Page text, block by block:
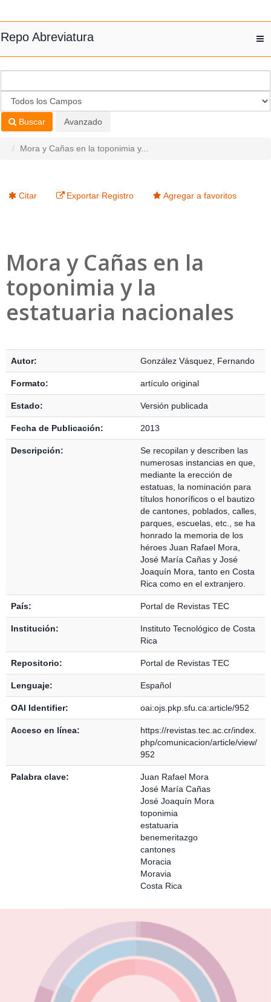
Repo Abreviatura
Buscar Avanzado
Mora y Cañas en la toponimia y...
Citar Exportar Registro Agregar a favoritos
Mora y Cañas en la
toponimia y la
estatuaria nacionales
Autor: González Vásquez, Fernando
Formato: artículo original
Estado: Versión publicada
Fecha de Publicación: 2013
Descripción:
Se recopilan y describen las
numerosas instancias en que,
mediante la erección de
estatuas, la nominación para
títulos honoríficos o el bautizo
de cantones, poblados, calles,
parques, escuelas, etc., se ha
honrado la memoria de los
héroes Juan Rafael Mora,
José María Cañas y José
Joaquín Mora, tanto en Costa
Rica como en el extranjero.
País: Portal de Revistas TEC
Institución:
Instituto Tecnológico de Costa
Rica
Repositorio: Portal de Revistas TEC
Lenguaje: Español
OAI Identifier: oai:ojs.pkp.sfu.ca:article/952
Acceso en línea:
https://revistas.tec.ac.cr/index.
php/comunicacion/article/view/
952
Palabra clave:
Juan Rafael Mora
José María Cañas
José Joaquín Mora
toponimia
estatuaria
benemeritazgo
cantones
Moracia
Moravia
Costa Rica